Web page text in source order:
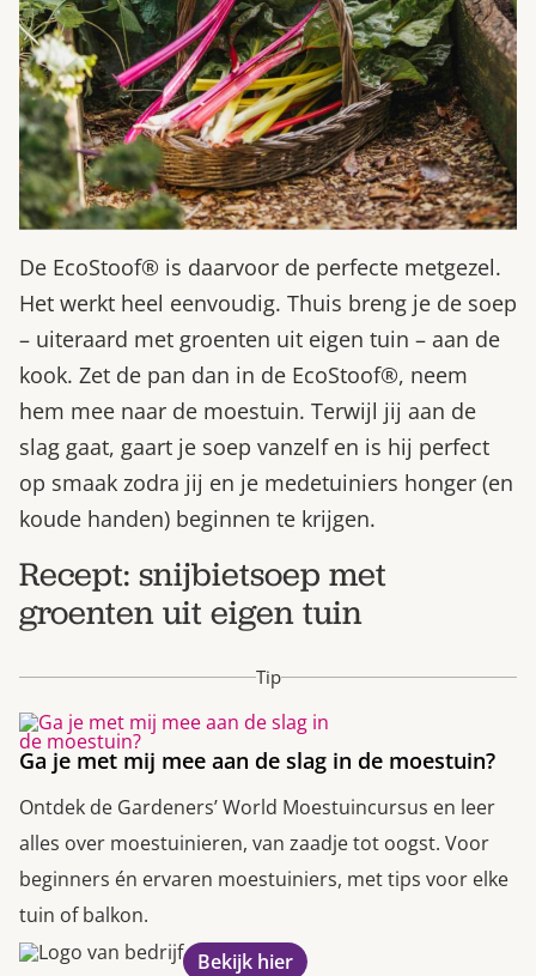
De EcoStoof® is daarvoor de perfecte metgezel.
Het werkt heel eenvoudig. Thuis breng je de soep
– uiteraard met groenten uit eigen tuin – aan de
kook. Zet de pan dan in de EcoStoof®, neem
hem mee naar de moestuin. Terwijl jij aan de
slag gaat, gaart je soep vanzelf en is hij perfect
op smaak zodra jij en je medetuiniers honger (en
koude handen) beginnen te krijgen.
Recept: snijbietsoep met
groenten uit eigen tuin
Tip
Ga je met mij mee aan de slag in de moestuin?
Ontdek de Gardeners’ World Moestuincursus en leer
alles over moestuinieren, van zaadje tot oogst. Voor
beginners én ervaren moestuiniers, met tips voor elke
tuin of balkon.
Bekijk hier